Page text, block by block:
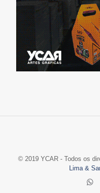
© 2019 YCAR - Todos os
Lima &